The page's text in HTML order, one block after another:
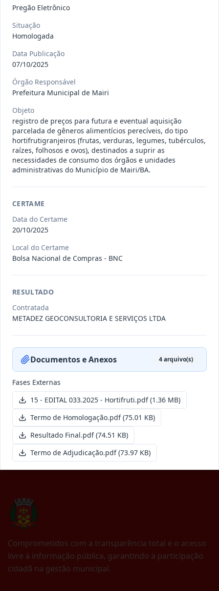
Pregão
Eletrônico
gêneros alimentícios, de
Situação
013/2026
Pregão
Eletrônico
Registro de preço para aquisição de
insumos farmacêuticos e
Situação
009/2026
Credenciamento
credenciamento de pessoa
jurídica para prestação de
serviços...
Situação:
011/2026
Credenciamento
jurídicas especializadas para a
Situação: Publicada
007/2026
Concorrência
Contratação de empresa
especializada para pavimentação
em pa...
Itens por página: 10 Exibindo1 –10de
Anterior
1 2 … 26 Próximo
Comprometidos com a transparência total e o acesso
livre à informação pública, garantindo a participação
cidadã na gestão municipal.
Pregão Eletrônico
Situação
Homologada
Data Publicação
07/10/2025
Órgão Responsável
Prefeitura Municipal de Mairi
Objeto
registro de preços para futura e eventual aquisição
parcelada de gêneros alimentícios perecíveis, do tipo
hortifrutigranjeiros (frutas, verduras, legumes, tubérculos,
raízes, folhosos e ovos), destinados a suprir as
necessidades de consumo dos órgãos e unidades
administrativas do Município de Mairi/BA.
CERTAME
Data do Certame
20/10/2025
Local do Certame
Bolsa Nacional de Compras - BNC
RESULTADO
Contratada
METADEZ GEOCONSULTORIA E SERVIÇOS LTDA
Documentos e Anexos 4arquivo(s)
Fases Externas
15 - EDITAL 033.2025 - Hortifruti.pdf(1.36 MB)
Termo de Homologação.pdf(75.01 KB)
Resultado Final.pdf(74.51 KB)
Termo de Adjudicação.pdf(73.97 KB)